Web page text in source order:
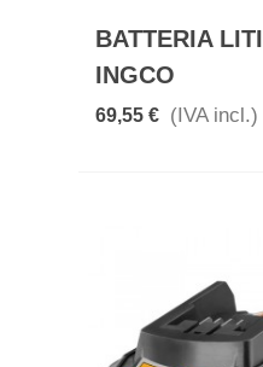
BATTERIA
INGCO
69,55 € (IVA incl.)